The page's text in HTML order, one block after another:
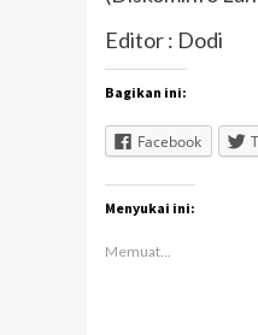
Editor : Dodi
Bagikan ini:
Facebook
Menyukai ini:
Memuat...